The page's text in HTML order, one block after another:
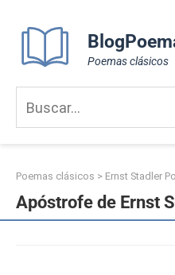
content
Poemas clásicos
Poemas clásicos > Ernst Stadler
Apóstrofe de Ernst